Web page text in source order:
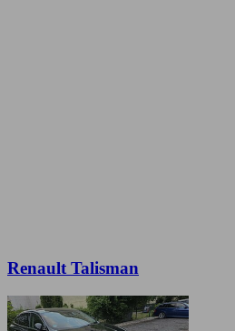
Renault Talisman